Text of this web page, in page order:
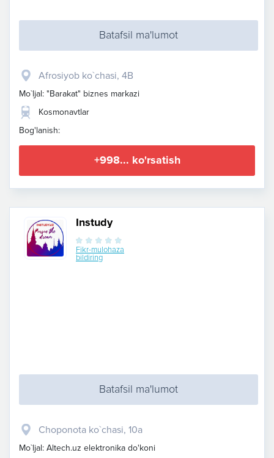
Batafsil ma'lumot
Afrosiyob ko`chasi, 4B
Mo`ljal: "Barakat" biznes markazi
Kosmonavtlar
Bog'lanish:
+998... ko'rsatish
Instudy
Fikr-mulohaza
bildiring
Batafsil ma'lumot
​Choponota ko`chasi, 10a
Mo`ljal: Altech.uz elektronika do'koni